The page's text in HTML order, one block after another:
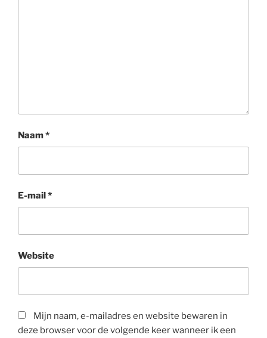
Naam*
E-mail*
Website
Mijn naam, e-mailadres en website bewaren in
deze browser voor de volgende keer wanneer ik een